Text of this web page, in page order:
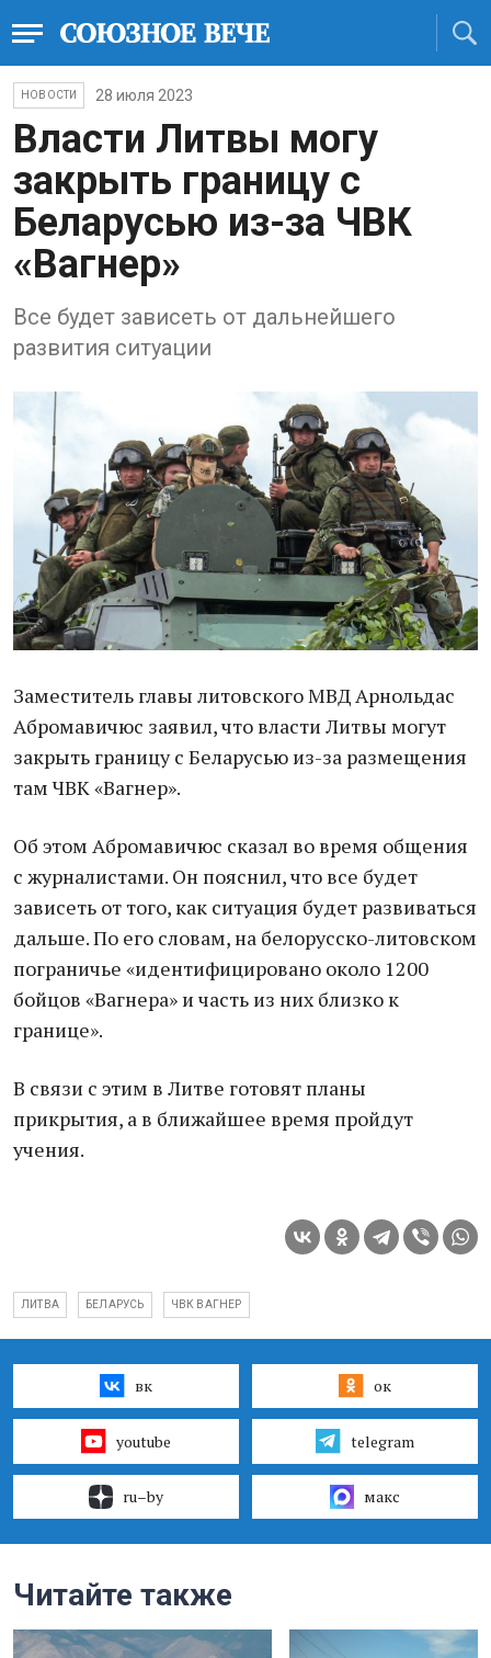
НОВОСТИ 28 июля 2023
Власти Литвы могу
закрыть границу с
Беларусью из-за ЧВК
«Вагнер»
Все будет зависеть от дальнейшего
развития ситуации
Заместитель главы литовского МВД Арнольдас
Абромавичюс заявил, что власти Литвы могут
закрыть границу с Беларусью из-за размещения
там ЧВК «Вагнер».
Об этом Абромавичюс сказал во время общения
с журналистами. Он пояснил, что все будет
зависеть от того, как ситуация будет развиваться
дальше. По его словам, на белорусско-литовском
пограничье «идентифицировано около 1200
бойцов «Вагнера» и часть из них близко к
границе».
В связи с этим в Литве готовят планы
прикрытия, а в ближайшее время пройдут
учения.
ЛИТВА БЕЛАРУСЬ ЧВК ВАГНЕР
вк ок
youtube telegram
ru–by макс
Читайте также